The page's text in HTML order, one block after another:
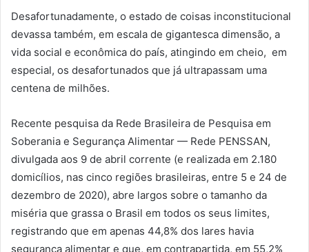
Desafortunadamente, o estado de coisas inconstitucional
devassa também, em escala de gigantesca dimensão, a
vida social e econômica do país, atingindo em cheio, em
especial, os desafortunados que já ultrapassam uma
centena de milhões.
Recente pesquisa da Rede Brasileira de Pesquisa em
Soberania e Segurança Alimentar — Rede PENSSAN,
divulgada aos 9 de abril corrente (e realizada em 2.180
domicílios, nas cinco regiões brasileiras, entre 5 e 24 de
dezembro de 2020), abre largos sobre o tamanho da
miséria que grassa o Brasil em todos os seus limites,
registrando que em apenas 44,8% dos lares havia
segurança alimentar e que, em contrapartida, em 55,2%